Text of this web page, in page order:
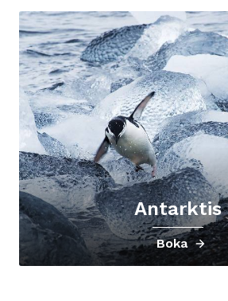
Antarktis
Boka